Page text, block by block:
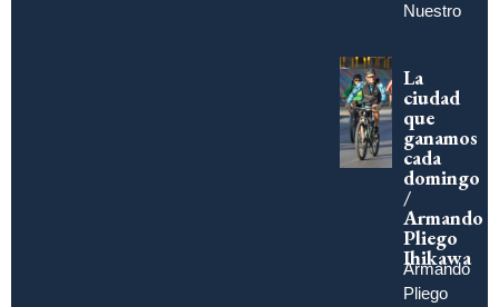
Nuestro
La
ciudad
que
ganamos
cada
domingo
/
Armando
Pliego
Ihikawa
Armando
Pliego